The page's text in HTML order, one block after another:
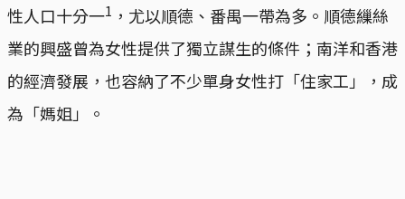
性人口十分一1 ，尤以順德、番禺一帶為多。順德繅絲
業的興盛曾為女性提供了獨立謀生的條件；南洋和香港
的經濟發展，也容納了不少單身女性打「住家工」，成
為「媽姐」。